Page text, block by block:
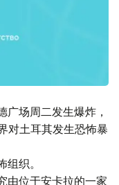
场周二发生爆炸，
对土耳其发生恐怖暴
织。
由位于安卡拉的一家